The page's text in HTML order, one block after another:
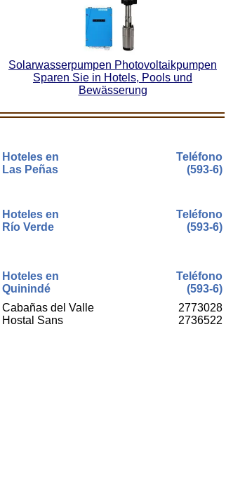
Hoteles en
Las Peñas
Teléfono
(593-6)
Hoteles en
Río Verde
Teléfono
(593-6)
Hoteles en
Quinindé
Teléfono
(593-6)
Cabañas del Valle
Hostal Sans
2773028
2736522
Solarwasserpumpen Photovoltaikpumpen
Sparen Sie in Hotels, Pools und
Bewässerung